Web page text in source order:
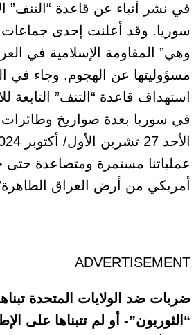
في نشر أنباء عن قاعدة “التنف”
سوريا. وقد أعلنت إحدى جماعات
وهي” المقاومة الإسلامية في
مسؤوليتها عن الهجوم. وجاء في
استهداف قاعدة “التنف” التابعة
في سوريا بعدة صواريخ
عملياتنا مستمرة ومتصاعدة
أمريكي من أرض العراق
ADVERTISEMENT
ضربات ضد الولايات المتحدة
“الثوريون”- أو لم تتبناها على